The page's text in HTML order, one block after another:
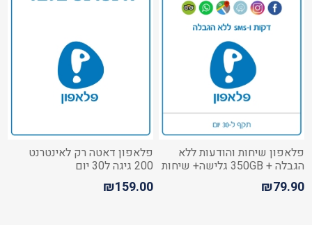
פלאפון שיחות והודעות ללא
הגבלה + 350GB גלישה+ שיחות
מישראל לחו"ל
₪79.90
פלאפון דאטה רק לאינטרנט
200 גיגה ל30 יום
₪159.00